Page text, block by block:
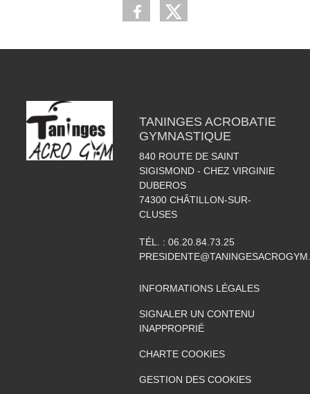
TANINGES ACROBATIE
GYMNASTIQUE
840 ROUTE DE SAINT
SIGISMOND - CHEZ VIRGINIE
DUBEROS
74300 CHÂTILLON-SUR-
CLUSES
TÉL. : 06.20.84.73.25
INFORMATIONS LÉGALES
SIGNALER UN CONTENU
INAPPROPRIÉ
CHARTE COOKIES
GESTION DES COOKIES